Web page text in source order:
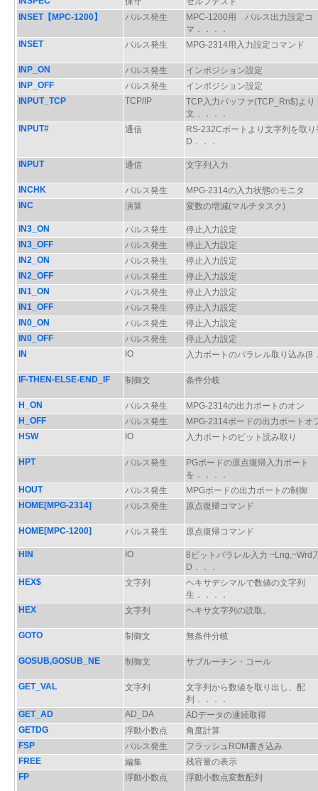
INSET【MPC-1200】
パルス発生
MPC-1200用 パルス出力設定コ
マ．．．．
INSET
パルス発生 MPG-2314用入力設定コマンド
INP_ON パルス発生
インポジション設定
INP_OFF
パルス発生
インポジション設定
INPUT_TCP
TCP/IP
TCP入力バッファ(TCP_Rn$)より
文．．．．
INPUT#
通信
RS-232Cポートより文字列を取り
D．．．
INPUT 通信 文字列入力
INCHK パルス発生
MPG-2314の入力状態のモニタ
INC
演算 変数の増減(マルチタスク)
IN3_ON パルス発生
停止入力設定
IN3_OFF
パルス発生
停止入力設定
IN2_ON
パルス発生
停止入力設定
IN2_OFF
パルス発生
停止入力設定
IN1_ON
パルス発生
停止入力設定
IN1_OFF
パルス発生
停止入力設定
IN0_ON
パルス発生
停止入力設定
IN0_OFF
パルス発生
停止入力設定
IN
IO 入力ポートのパラレル取り込み(8
IF-THEN-ELSE-END_IF 制御文 条件分岐
H_ON パルス発生
MPG-2314の出力ポートのオン
H_OFF
パルス発生
MPG-2314ボードの出力ポートオ
HSW
IO 入力ポートのビット読み取り
HPT パルス発生
PGボードの原点復帰入力ポート
を．．．．
HOUT
パルス発生
MPGボードの出力ポートの制御
HOME[MPG-2314]
パルス発生 原点復帰コマンド
HOME[MPC-1200] パルス発生 原点復帰コマンド
HIN IO
8ビットパラレル入力 ~Lng,~Wrd
D．．．
HEX$
文字列
ヘキサデシマルで数値の文字列
生．．．．
HEX
文字列 ヘキサ文字列の読取。
GOTO 制御文 無条件分岐
GOSUB,GOSUB_NE 制御文 サブルーチン・コール
GET_VAL 文字列
文字列から数値を取り出し、配
列．．．．
GET_AD
AD_DA
ADデータの連続取得
GETDG
浮動小数点
角度計算
FSP
パルス発生
フラッシュROM書き込み
FREE
編集
残容量の表示
FP
浮動小数点 浮動小数点変数配列